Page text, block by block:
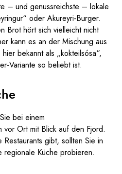
– und genussreichste – lokale
oder Akureyri-Burger.
Brot hört sich vielleicht nicht
kann es an der Mischung aus
bekannt als „kokteilsósa“,
Variante so beliebt ist.
bei einem
vor Ort mit Blick auf den Fjord.
gibt, sollten Sie in
regionale Küche probieren.